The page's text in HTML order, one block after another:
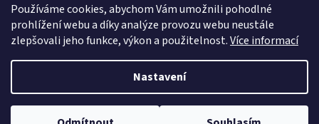
Používáme cookies, abychom Vám umožnili pohodlné
prohlížení webu a díky analýze provozu webu neustále
zlepšovali jeho funkce, výkon a použitelnost.Více informací
Nastavení
Copyright 2026Rybářské potřeby U Petra. Všechna práva